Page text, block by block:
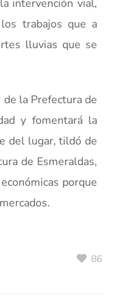
intervención vial,
trabajos que a
lluvias que se
de la Prefectura de
y fomentará la
del lugar, tildó de
de Esmeraldas,
porque
86